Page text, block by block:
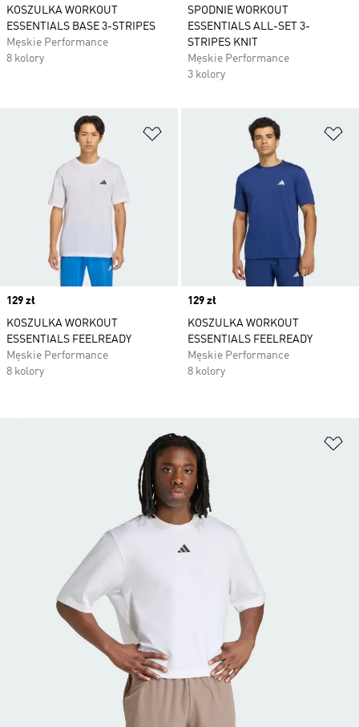
KOSZULKA WORKOUT
ESSENTIALS BASE 3-STRIPES
Męskie Performance
8 kolory
SPODNIE WORKOUT
ESSENTIALS ALL-SET 3-
STRIPES KNIT
Męskie Performance
3 kolory
Dodaj do listy życzeń
Price
129 zł
KOSZULKA WORKOUT
ESSENTIALS FEELREADY
Męskie Performance
8 kolory
Price
129 zł
KOSZULKA WORKOUT
ESSENTIALS FEELREADY
Męskie Performance
8 kolory